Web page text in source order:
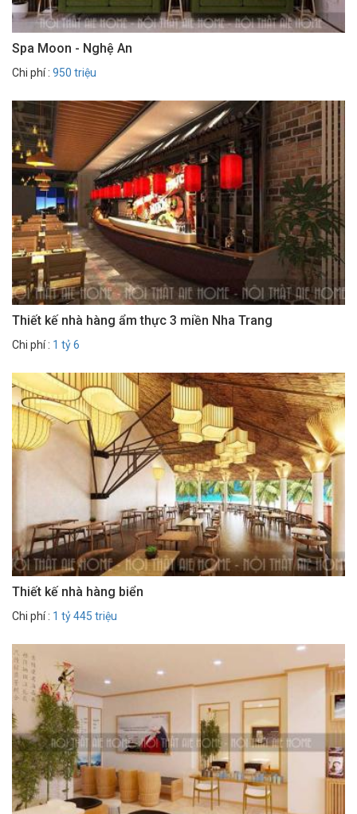
Spa Moon - Nghệ An
Chi phí : 950 triệu
Thiết kế nhà hàng ẩm thực 3 miền Nha Trang
Chi phí : 1 tỷ 6
Thiết kế nhà hàng biển
Chi phí : 1 tỷ 445 triệu